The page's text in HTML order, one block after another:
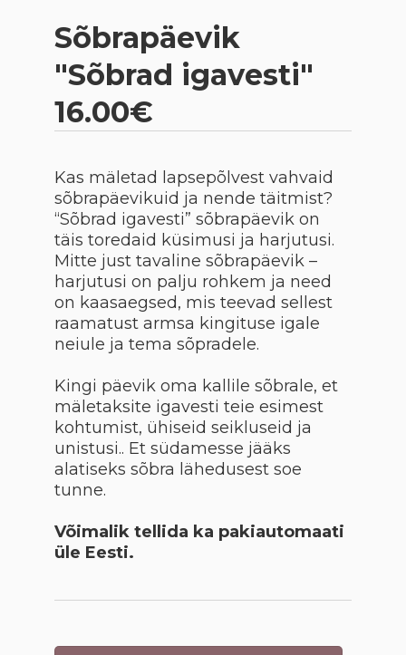
Sõbrapäevik
"Sõbrad igavesti"
16.00€
Kas mäletad lapsepõlvest vahvaid
sõbrapäevikuid ja nende täitmist?
“Sõbrad igavesti” sõbrapäevik on
täis toredaid küsimusi ja harjutusi.
Mitte just tavaline sõbrapäevik –
harjutusi on palju rohkem ja need
on kaasaegsed, mis teevad sellest
raamatust armsa kingituse igale
neiule ja tema sõpradele.
Kingi päevik oma kallile sõbrale, et
mäletaksite igavesti teie esimest
kohtumist, ühiseid seikluseid ja
unistusi.. Et südamesse jääks
alatiseks sõbra lähedusest soe
tunne.
Võimalik tellida ka pakiautomaati
üle Eesti.